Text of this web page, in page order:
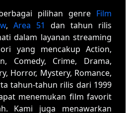
pilihan genre Film
, Area 51
dan tahun rilis
dalam layanan streaming
yang mencakup Action,
Comedy, Crime, Drama,
Horror, Mystery, Romance,
tahun-tahun rilis dari 1999
menemukan film favorit
Kami juga menawarkan